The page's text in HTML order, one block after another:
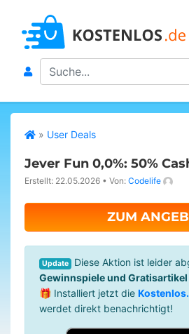
Search
» User Deals
Jever Fun 0,0%: 50%
Erstellt: 22.05.2026 • Von: Codelife
ZUM
Update
Diese Aktion ist leider
Gewinnspiele und Gratisartikel
🎁 Installiert jetzt die
werdet direkt benachrichtigt!